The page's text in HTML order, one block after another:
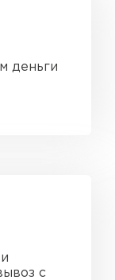
деньги
с